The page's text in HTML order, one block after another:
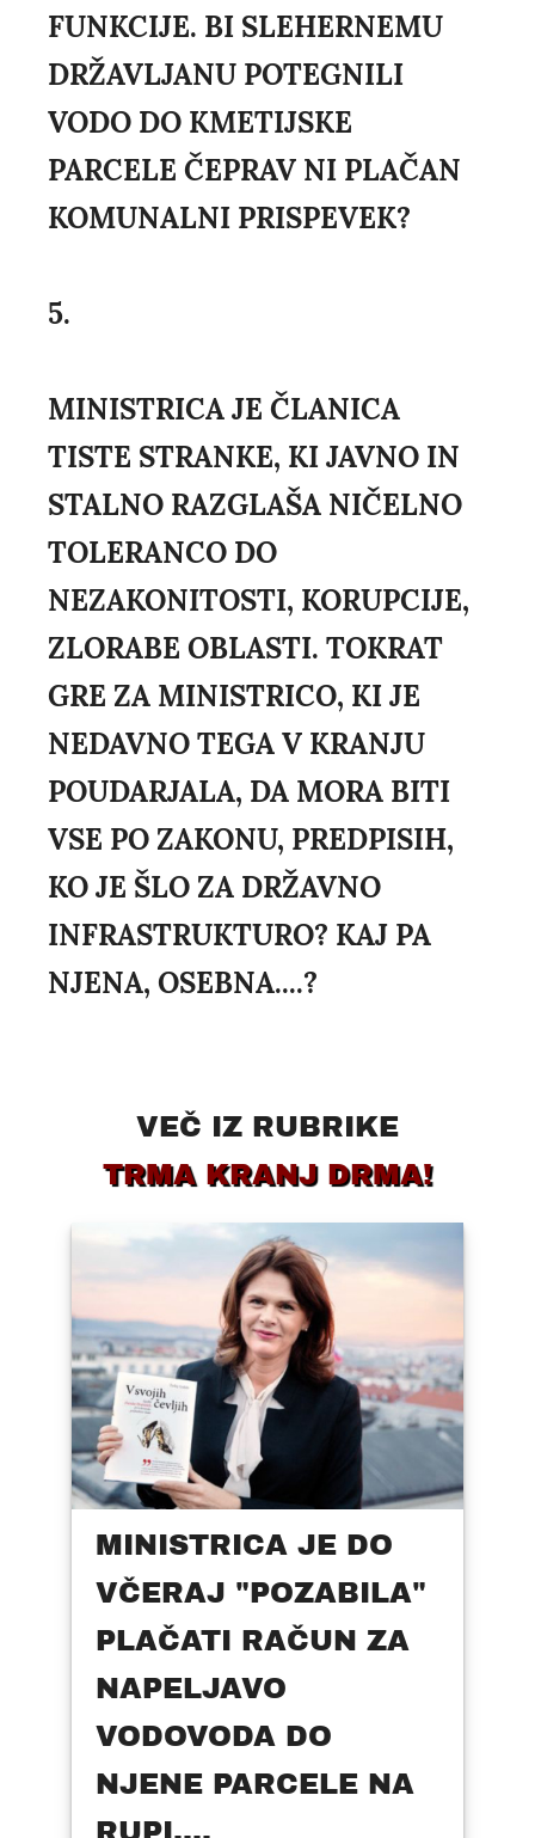
FUNKCIJE. BI SLEHERNEMU
DRŽAVLJANU POTEGNILI
VODO DO KMETIJSKE
PARCELE ČEPRAV NI PLAČAN
KOMUNALNI PRISPEVEK?
5.
MINISTRICA JE ČLANICA
TISTE STRANKE, KI JAVNO IN
STALNO RAZGLAŠA NIČELNO
TOLERANCO DO
NEZAKONITOSTI, KORUPCIJE,
ZLORABE OBLASTI. TOKRAT
GRE ZA MINISTRICO, KI JE
NEDAVNO TEGA V KRANJU
POUDARJALA, DA MORA BITI
VSE PO ZAKONU, PREDPISIH,
KO JE ŠLO ZA DRŽAVNO
INFRASTRUKTURO? KAJ PA
NJENA, OSEBNA....?
VEČ IZ RUBRIKE
TRMA KRANJ DRMA!
MINISTRICA JE DO
VČERAJ "POZABILA"
PLAČATI RAČUN ZA
NAPELJAVO
VODOVODA DO
NJENE PARCELE NA